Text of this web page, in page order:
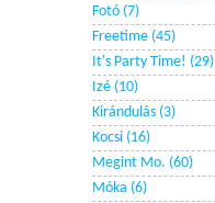
Fotó (7)
Freetime (45)
It's Party Time! (29)
Izé (10)
Kirándulás (3)
Kocsi (16)
Megint Mo. (60)
Móka (6)